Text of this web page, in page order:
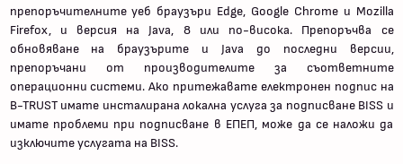
препоръчителните уеб браузъри Edge, Google Chrome и Mozilla
Firefox, и версия на Java, 8 или по-висока. Препоръчва се
обновяване на браузърите и Java до последни версии,
препоръчани от производителите за съответните
операционни системи. Ако притежавате електронен подпис на
B-TRUST имате инсталирана локална услуга за подписване BISS и
имате проблеми при подписване в ЕПЕП, може да се наложи да
изключите услугата на BISS.